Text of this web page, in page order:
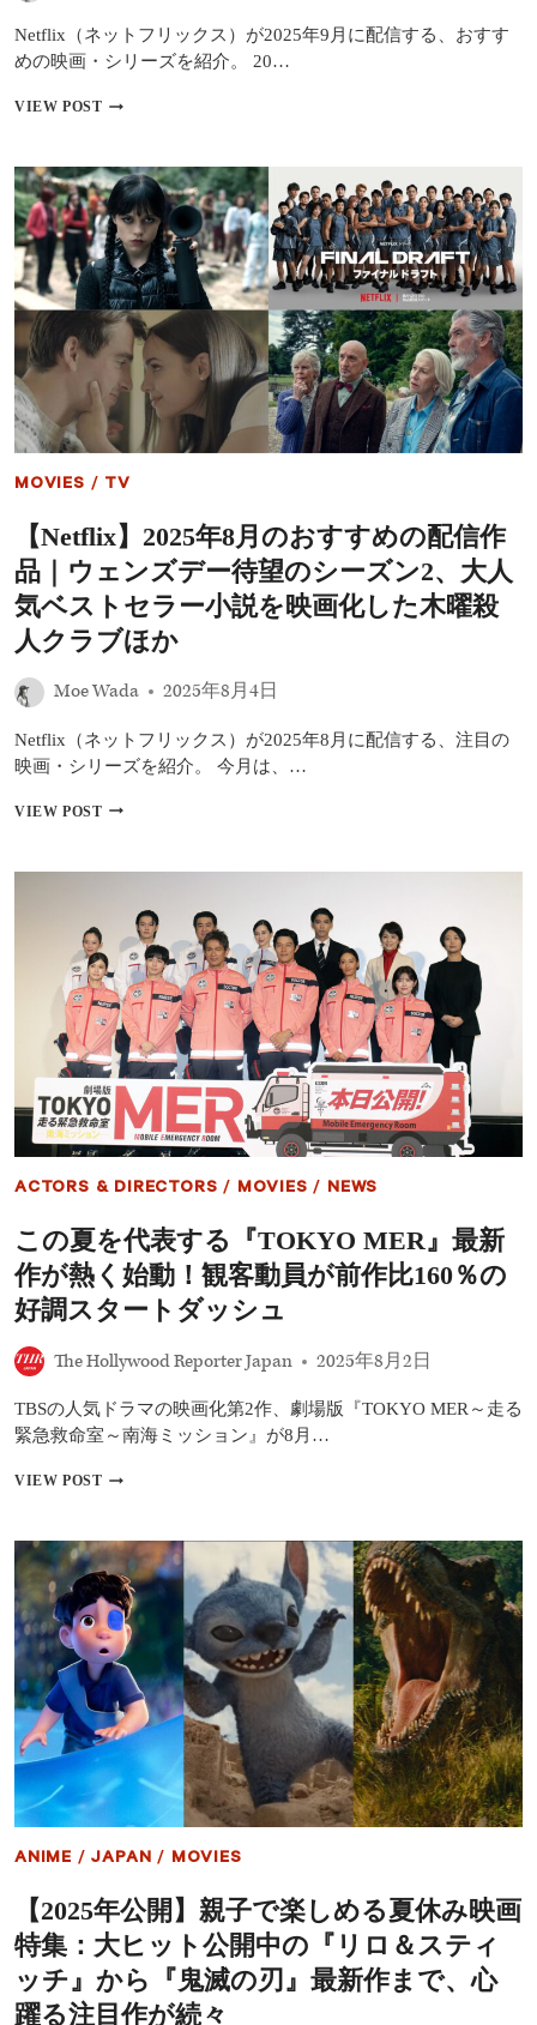
と“ト
ラ
マ”へ
き
合
い
方
Netflix（ネットフリックス）が2025年9月に配信する、おすす
めの映画・シリーズを紹介。 20…
VIEW POSTNETFLIX
9
月
の
お
す
す
め
配
信
作
｜
日
本
の
ガ
ッ
ト
作
『今
の
ア
リ
シ
ェ
ン
ズ
デ
ー』
シ
ー
ズ
ン
後
半
か
MOVIES / TV
【Netflix】2025年8月のおすすめの配信作
品｜ウェンズデー待望のシーズン2、大人
気ベストセラー小説を映画化した木曜殺
人クラブほか
Moe Wada 2025年8月4日
Netflix（ネットフリックス）が2025年8月に配信する、注目の
映画・シリーズを紹介。 今月は、…
VIEW POST【NETFLIX】
8
お
す
す
め
の
配
信
作
品
｜
ウ
ン
デ
ー
待
望
の
ー
ン
2、
人
ス
ト
セ
ラ
ー
小
説
を
映
画
し
た
殺
ク
ラ
ブ
ほ
か
ACTORS & DIRECTORS / MOVIES / NEWS
この夏を代表する『TOKYO MER』最新
作が熱く始動！観客動員が前作比160％の
好調スタートダッシュ
The Hollywood Reporter Japan 2025年8月2日
TBSの人気ドラマの映画化第2作、劇場版『TOKYO MER～走る
緊急救命室～南海ミッション』が8月…
VIEW POSTこ
を
代
表
す
る
『TOKYO
MER』
最
新
作
熱
く
観
動
員
が
前
作
比
ANIME /JAPAN / MOVIES
【2025年公開】親子で楽しめる夏休み映画
特集：大ヒット公開中の『リロ＆スティ
ッチ』から『鬼滅の刃』最新作まで、心
躍る注目作が続々